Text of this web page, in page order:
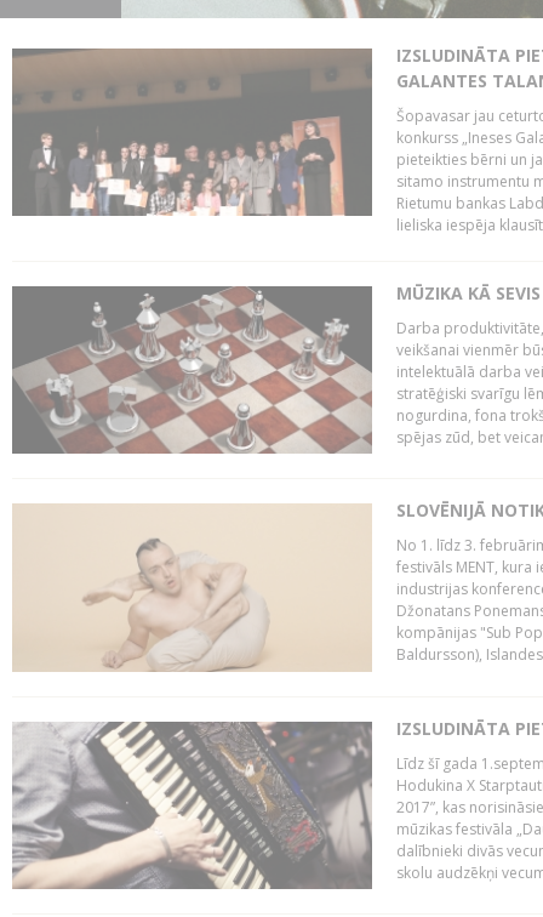
IZSLUDINĀTA
GALANTES
Šopavasar jau
konkurss „Ineses
pieteikties bērni un
sitamo instrumentu
Rietumu bankas
lieliska iespēja
MŪZIKA KĀ
Darba
veikšanai vienmēr
intelektuālā darba
stratēģiski svarīgu
nogurdina, fona
spējas zūd, bet
SLOVĒNIJĀ
No 1. līdz 3.
festivāls MENT, kura
industrijas
Džonatans
kompānijas "Sub
Baldursson),
IZSLUDINĀTA
Līdz šī gada
Hodukina X
2017”, kas
mūzikas festivāla
dalībnieki divās
skolu audzēkņi